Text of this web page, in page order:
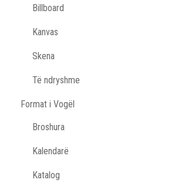
Billboard
Kanvas
Skena
Të ndryshme
Format i Vogël
Broshura
Kalendarë
Katalog